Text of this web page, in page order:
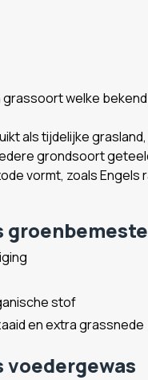
grassoort welke
als tijdelijke
grondsoort
vormt, zoals Engels
stof
en extra grassnede
voedergewas